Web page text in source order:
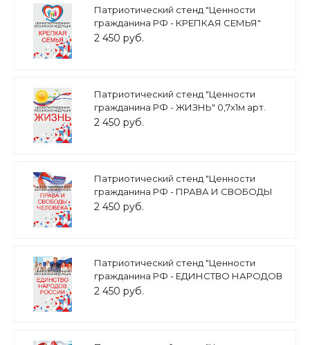
Патриотический стенд "Ценности
гражданина РФ - КРЕПКАЯ СЕМЬЯ"
0,7х1м арт. 2450_8
2 450 руб.
Патриотический стенд "Ценности
гражданина РФ - ЖИЗНЬ" 0,7х1м арт.
2450_7
2 450 руб.
Патриотический стенд "Ценности
гражданина РФ - ПРАВА И СВОБОДЫ
ЧЕЛОВЕКА" 0,7х1м арт. 2450_6
2 450 руб.
Патриотический стенд "Ценности
гражданина РФ - ЕДИНСТВО НАРОДОВ
РОССИИ" 0,7х1м арт. 2450_5
2 450 руб.